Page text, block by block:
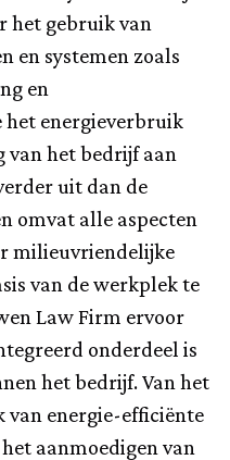
het gebruik van
en systemen zoals
en
energieverbruik
van het bedrijf aan
uit dan de
omvat alle aspecten
milieuvriendelijke
van de werkplek te
Law Firm ervoor
onderdeel is
het bedrijf. Van het
van energie-efficiënte
aanmoedigen van